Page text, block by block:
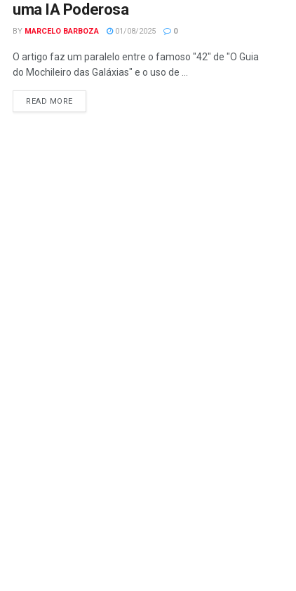
uma IA Poderosa
BY MARCELO BARBOZA 01/08/2025 0
O artigo faz um paralelo entre o famoso "42" de "O Guia
do Mochileiro das Galáxias" e o uso de ...
READ MORE